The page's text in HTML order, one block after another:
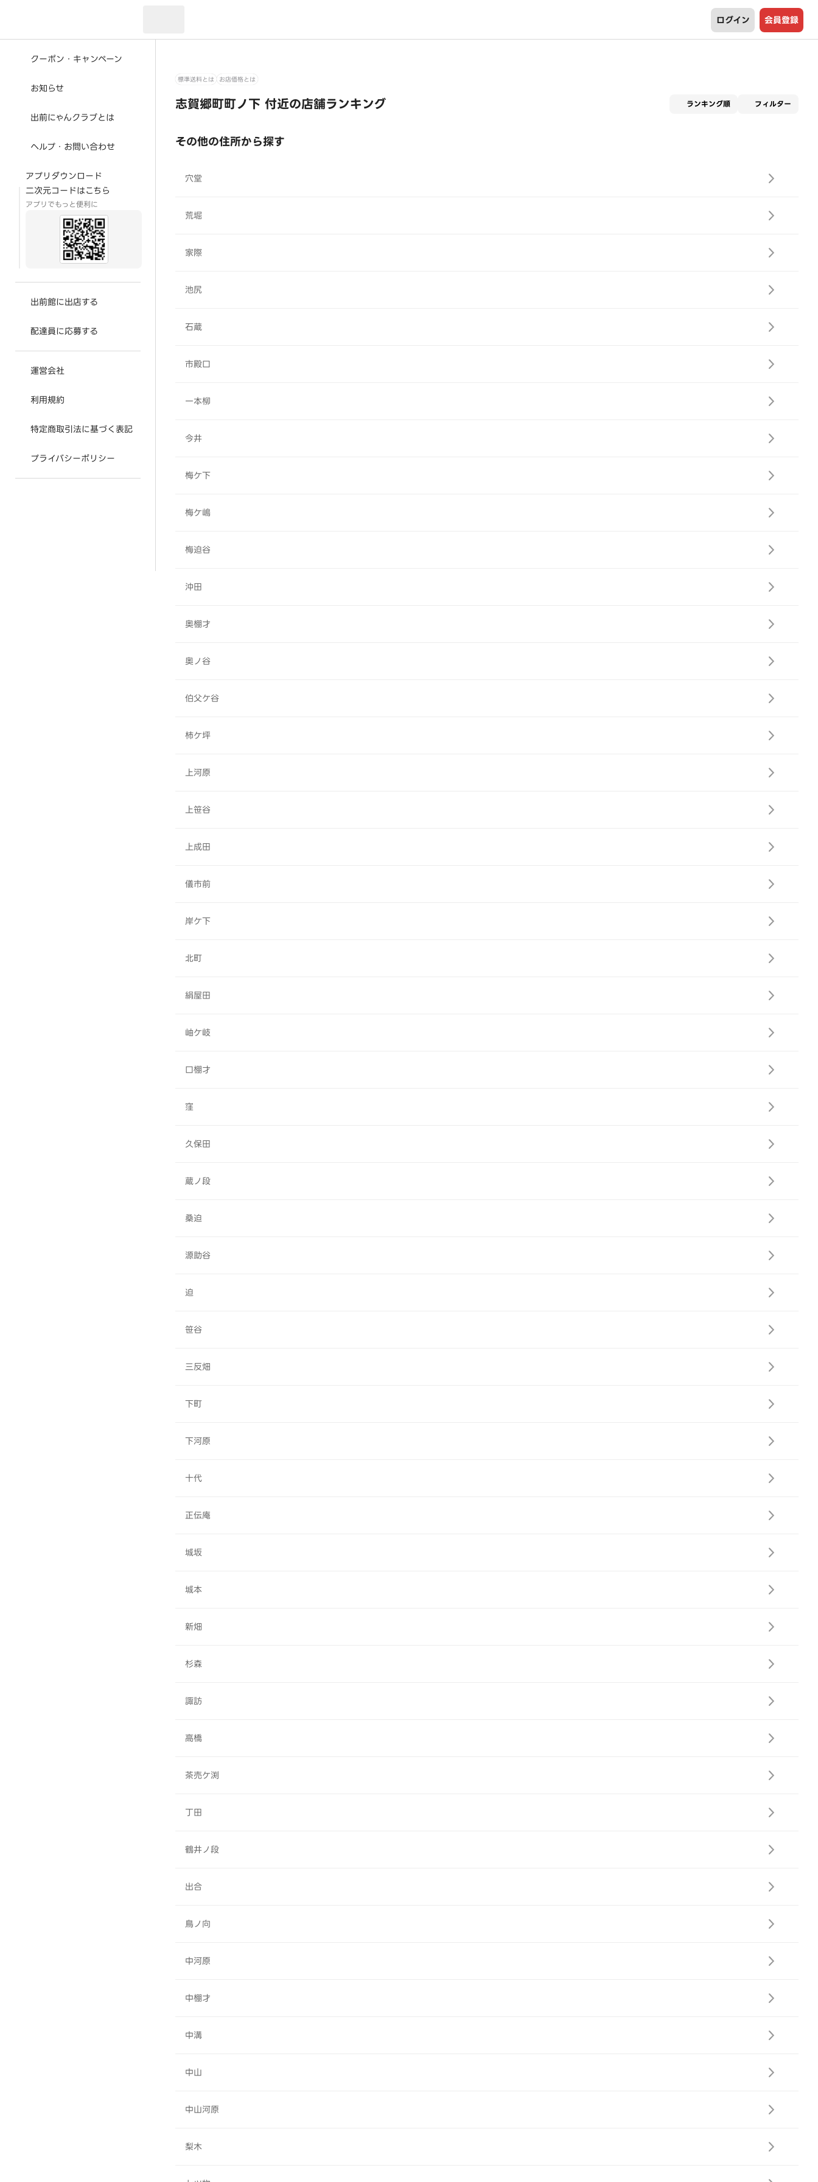
ログイン 会員登録
クーポン・キャンペーン
お知らせ
出前にゃんクラブとは
ヘルプ・お問い合わせ
アプリダウンロード
二次元コードはこちら
アプリでもっと便利に
出前館に出店する
配達員に応募する
運営会社
利用規約
特定商取引法に基づく表記
プライバシーポリシー
標準送料とは お店価格とは
志賀郷町町ノ下 付近の店舗ランキング ランキング順 フィルター
その他の住所から探す
穴堂
荒堀
家際
池尻
石蔵
市殿口
一本柳
今井
梅ケ下
梅ケ嶋
梅迫谷
沖田
奥棚才
奥ノ谷
伯父ケ谷
柿ケ坪
上河原
上笹谷
上成田
儀市前
岸ケ下
北町
絹屋田
岫ケ岐
口棚才
窪
久保田
蔵ノ段
桑迫
源助谷
迫
笹谷
三反畑
下町
下河原
十代
正伝庵
城坂
城本
新畑
杉森
諏訪
高橋
茶売ケ渕
丁田
鶴井ノ段
出合
鳥ノ向
中河原
中棚才
中溝
中山
中山河原
梨木